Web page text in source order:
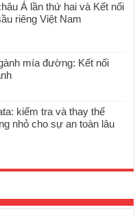
Á lần thứ hai và Kết nối
riêng Việt Nam
mía đường: Kết nối
kiểm tra và thay thế
nhỏ cho sự an toàn lâu